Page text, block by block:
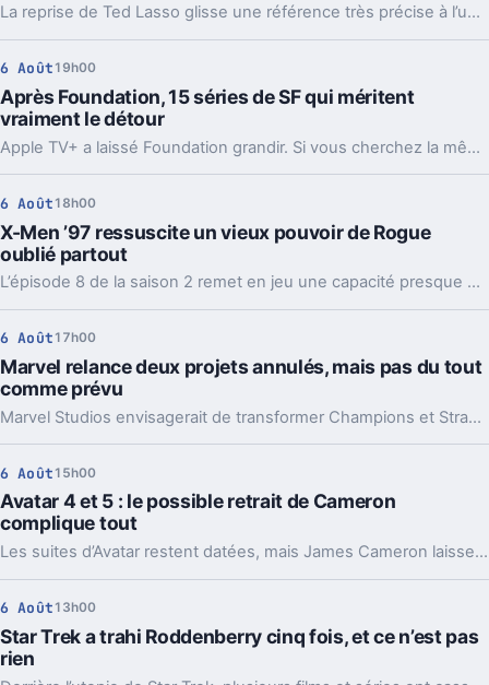
La reprise de Ted Lasso glisse une référence très précise à l’univers de Quentin Tarantino. Le détail amuse, mais il crée surtout un vrai décalage.
6 Août 19h00
Après Foundation, 15 séries de SF qui méritent
vraiment le détour
Apple TV+ a laissé Foundation grandir. Si vous cherchez la même SF ambitieuse, voilà 15 séries qui prolongent ses idées, chacune à sa façon.
6 Août 18h00
X-Men ’97 ressuscite un vieux pouvoir de Rogue
oublié partout
L’épisode 8 de la saison 2 remet en jeu une capacité presque effacée des comics de Rogue. Et ce détail change la lecture de toute l’intrigue.
6 Août 17h00
Marvel relance deux projets annulés, mais pas du tout
comme prévu
Marvel Studios envisagerait de transformer Champions et Strange Academy en films. Un virage qui en dit long sur l’état de sa stratégie.
6 Août 15h00
Avatar 4 et 5 : le possible retrait de Cameron
complique tout
Les suites d’Avatar restent datées, mais James Cameron laisse entendre qu’il pourrait passer la main. Et là, l’équation change vraiment.
6 Août 13h00
Star Trek a trahi Roddenberry cinq fois, et ce n’est pas
rien